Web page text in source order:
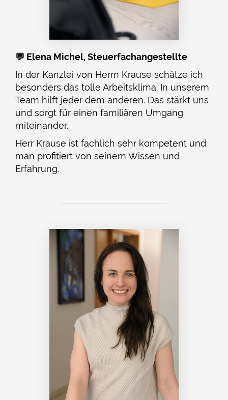
💬 Elena Michel, Steuerfachangestellte
In der Kanzlei von Herrn Krause schätze ich
besonders das tolle Arbeitsklima. In unserem
Team hilft jeder dem anderen. Das stärkt uns
und sorgt für einen familiären Umgang
miteinander.
Herr Krause ist fachlich sehr kompetent und
man profitiert von seinem Wissen und
Erfahrung.